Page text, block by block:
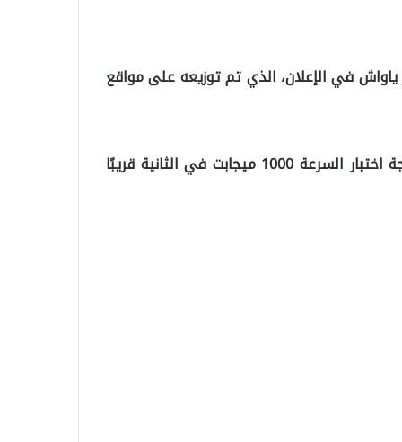
في الإعلان، الذي تم توزيعه على مواقع
وأضاف كيليجدار أوغلو في الإعلان ، “أعدك. ستكون نتيجة اختبار السرعة 1000 ميجابت في الثانية قريبًا